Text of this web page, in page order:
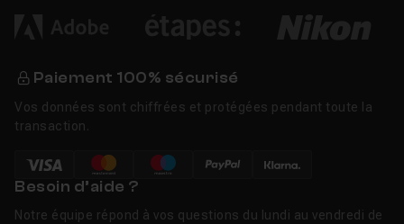
Paiement 100% sécurisé
Vos données sont chiffrées et protégées pendant toute la
transaction.
Besoin d’aide ?
Notre équipe répond à vos questions du lundi au vendredi de